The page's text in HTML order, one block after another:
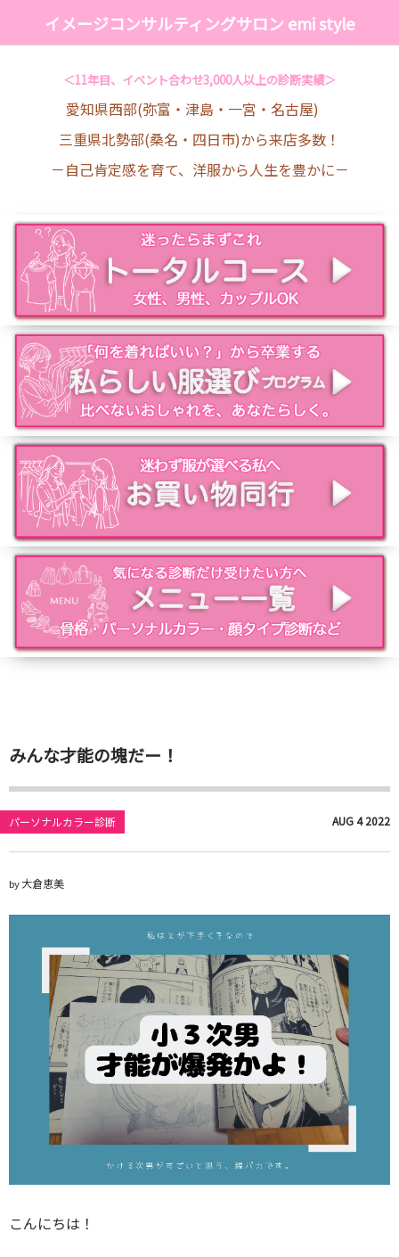
イメージコンサルティングサロン emi style
＜11年目、イベント合わせ3,000人以上の診断実績＞
愛知県西部(弥富・津島・一宮・名古屋)
三重県北勢部(桑名・四日市)から来店多数！
－自己肯定感を育て、洋服から人生を豊かに－
みんな才能の塊だー！
パーソナルカラー診断 AUG4 2022
by大倉恵美
こんにちは！